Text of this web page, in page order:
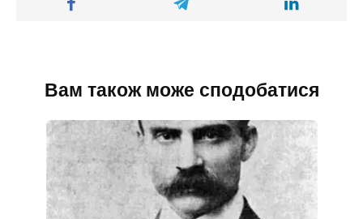
Вам також може сподобатися